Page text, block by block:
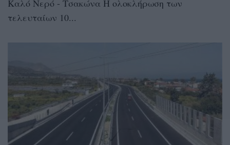
Καλό Νερό - Τσακώνα Η ολοκλήρωση των
τελευταίων 10...